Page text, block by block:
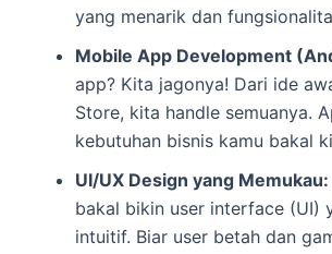
yang menarik dan
Mobile App Development
app? Kita jagonya! Dari ide
Store, kita handle semuanya.
kebutuhan bisnis kamu bakal
UI/UX Design yang Memukau:
bakal bikin user interface (UI)
intuitif. Biar user betah dan